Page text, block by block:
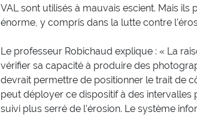
VAL sont utilisés à mauvais escient. Mais
énorme, y compris dans la lutte contre
Le professeur Robichaud explique : « La
vérifier sa capacité à produire des
devrait permettre de positionner le trait de
peut déployer ce dispositif à des
suivi plus serré de l’érosion. Le système